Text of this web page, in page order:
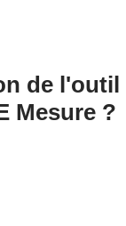
de l'outil
Mesure ?